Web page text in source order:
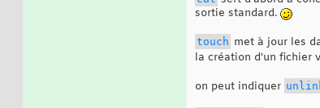
sortie standard.
touch met à jour les
la création d'un fichier
on peut indiquer